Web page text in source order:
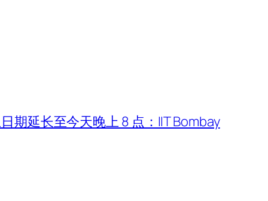
期延长至今天晚上 8 点：IIT Bombay